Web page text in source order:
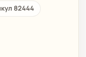
82444